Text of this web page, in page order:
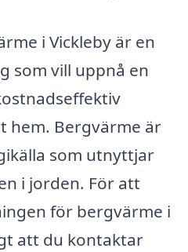
i Vickleby är en
som vill uppnå en
hem. Bergvärme är
som utnyttjar
i jorden. För att
för bergvärme i
att du kontaktar